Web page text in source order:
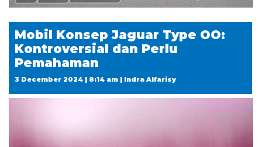
Mobil Konsep Jaguar Type OO:
Kontroversial dan Perlu
Pemahaman
3 December 2024 | 8:14 am | Indra Alfarisy